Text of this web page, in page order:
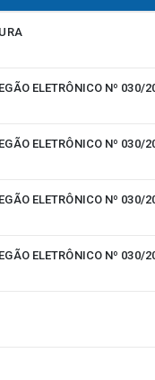
ELETRÔNICO Nº 030/
ELETRÔNICO Nº 030/
ELETRÔNICO Nº 030/
ELETRÔNICO Nº 030/